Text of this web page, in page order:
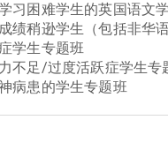
习困难学生的英国语文
绩稍逊学生（包括非华
学生专题班
不足/过度活跃症学生专
病患的学生专题班